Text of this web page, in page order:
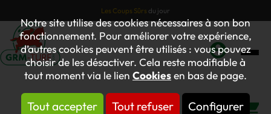
Notre site utilise des cookies nécessaires à son bon
fonctionnement. Pour améliorer votre expérience,
d’autres cookies peuvent être utilisés : vous pouvez
choisir de les désactiver. Cela reste modifiable à
tout moment via le lien Cookiesen bas de page.
Tout accepter Tout refuser Configurer
Les Coups Sûrs du jour
Mon
compte